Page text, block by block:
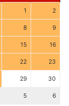
1 2
8 9
15 16
22 23
29 30
5 6